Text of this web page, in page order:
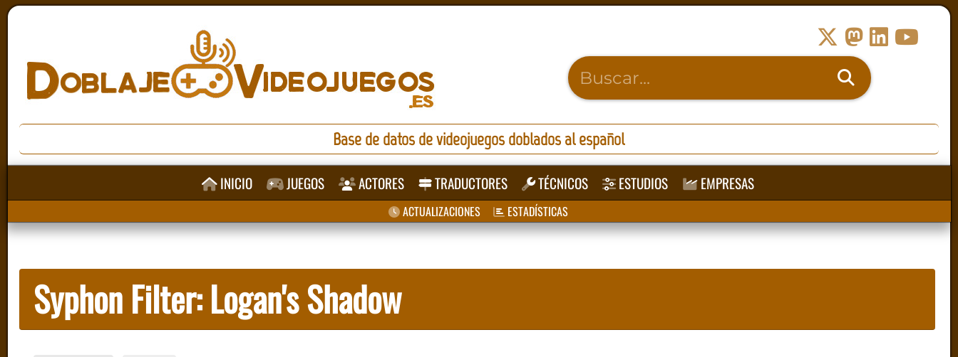
Base de datos de videojuegos doblados al español
INICIO JUEGOS ACTORES TRADUCTORES TÉCNICOS ESTUDIOS EMPRESAS
ACTUALIZACIONES ESTADÍSTICAS
Syphon Filter: Logan's Shadow